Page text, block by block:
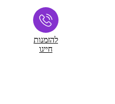
להזמנות
חייגו